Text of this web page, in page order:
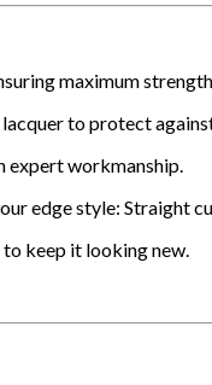
maximum
to protect
expert workmanship.
edge style: Straight
keep it looking new.